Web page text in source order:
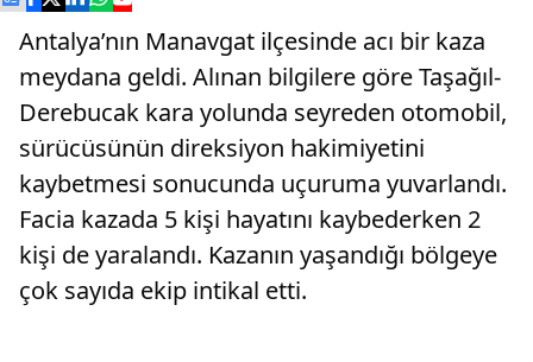
Antalya’nın Manavgat ilçesinde acı bir kaza
meydana geldi. Alınan bilgilere göre Taşağıl-
Derebucak kara yolunda seyreden otomobil,
sürücüsünün direksiyon hakimiyetini
kaybetmesi sonucunda uçuruma yuvarlandı.
Facia kazada 5 kişi hayatını kaybederken 2
kişi de yaralandı. Kazanın yaşandığı bölgeye
çok sayıda ekip intikal etti.